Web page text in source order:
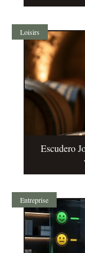
Loisirs
Escudero
Entreprise